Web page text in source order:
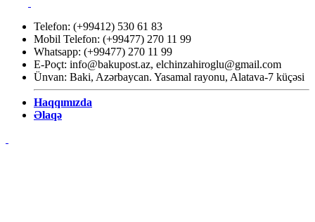
Telefon: (+99412) 530 61 83
Mobil Telefon: (+99477) 270 11 99
Whatsapp: (+99477) 270 11 99
E-Poçt: info@bakupost.az, elchinzahiroglu@gmail.com
Ünvan: Baki, Azərbaycan. Yasamal rayonu, Alatava-7 küçəsi
Haqqımızda
Əlaqə